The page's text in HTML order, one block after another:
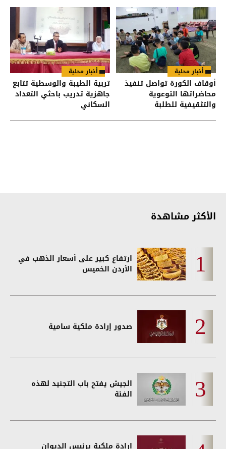
أخبار محلية
أوقاف الكورة تواصل تنفيذ
محاضراتها التوعوية
والتثقيفية للطلبة
أخبار محلية
تربية الطيبة والوسطية تتابع
جاهزية تدريب باحثي التعداد
السكاني
الأكثر مشاهدة
ارتفاع كبير على أسعار الذهب في
الأردن الخميس
صدور إرادة ملكية سامية
الجيش يفتح باب التجنيد لهذه
الفئة